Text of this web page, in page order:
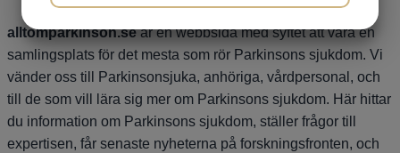
alltomparkinson.seär en webbsida med syftet att vara en
samlingsplats för det mesta som rör Parkinsons sjukdom. Vi
vänder oss till Parkinsonsjuka, anhöriga, vårdpersonal, och
till de som vill lära sig mer om Parkinsons sjukdom. Här hittar
du information om Parkinsons sjukdom, ställer frågor till
expertisen, får senaste nyheterna på forskningsfronten, och
STATISTIK